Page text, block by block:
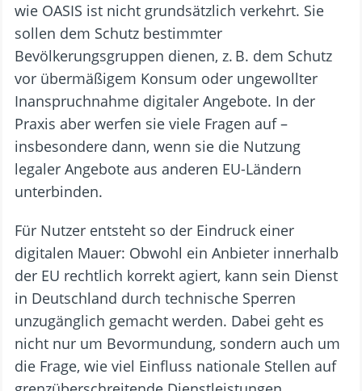
wie OASIS ist nicht grundsätzlich verkehrt. Sie
sollen dem Schutz bestimmter
Bevölkerungsgruppen dienen, z. B. dem Schutz
vor übermäßigem Konsum oder ungewollter
Inanspruchnahme digitaler Angebote. In der
Praxis aber werfen sie viele Fragen auf –
insbesondere dann, wenn sie die Nutzung
legaler Angebote aus anderen EU-Ländern
unterbinden.
Für Nutzer entsteht so der Eindruck einer
digitalen Mauer: Obwohl ein Anbieter innerhalb
der EU rechtlich korrekt agiert, kann sein Dienst
in Deutschland durch technische Sperren
unzugänglich gemacht werden. Dabei geht es
nicht nur um Bevormundung, sondern auch um
die Frage, wie viel Einfluss nationale Stellen auf